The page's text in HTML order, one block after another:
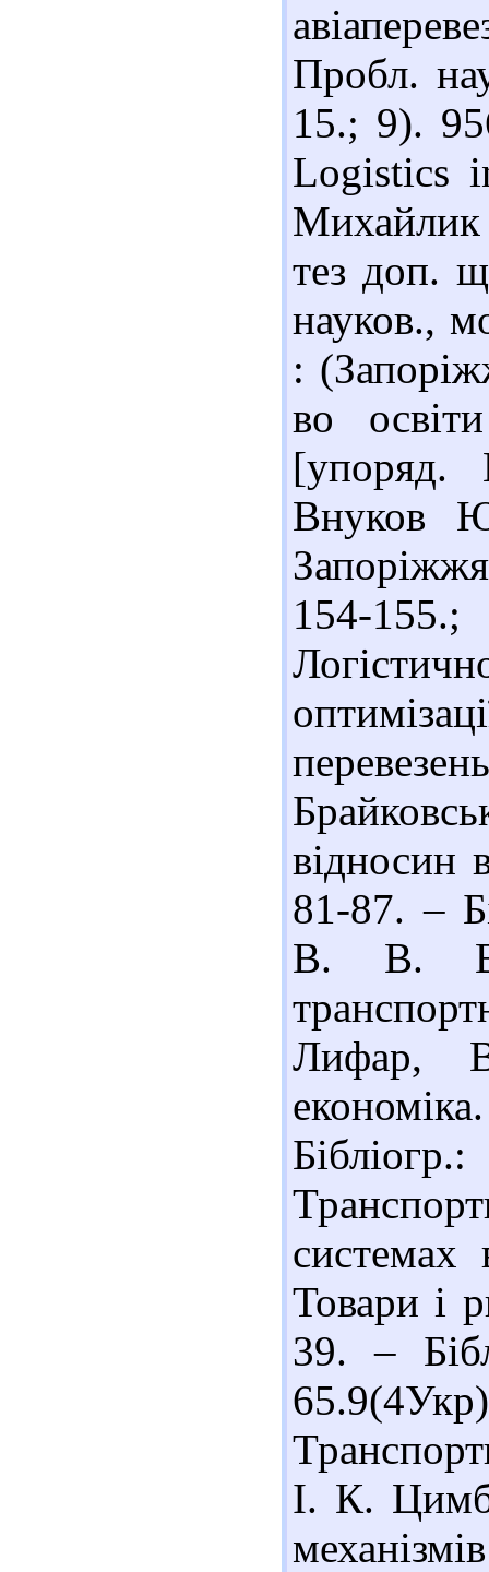
Пробл.
15.; 9).
Logistics
тез доп.
науков.,
:
во
Внуков
154-
81-87. –
В. В.
Лифар,
системах
Товари і
39. –
І. К.